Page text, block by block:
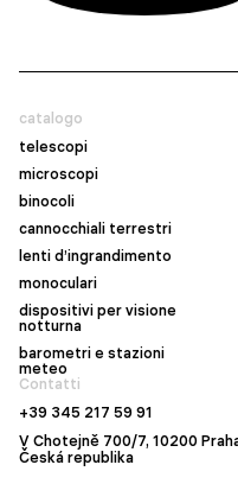
catalogo
telescopi
microscopi
binocoli
cannocchiali terrestri
lenti d’ingrandimento
monoculari
dispositivi per visione
notturna
barometri e stazioni
meteo
Contatti
+39 345 217 59 91
V Chotejně 700/7, 10200
Česká republika